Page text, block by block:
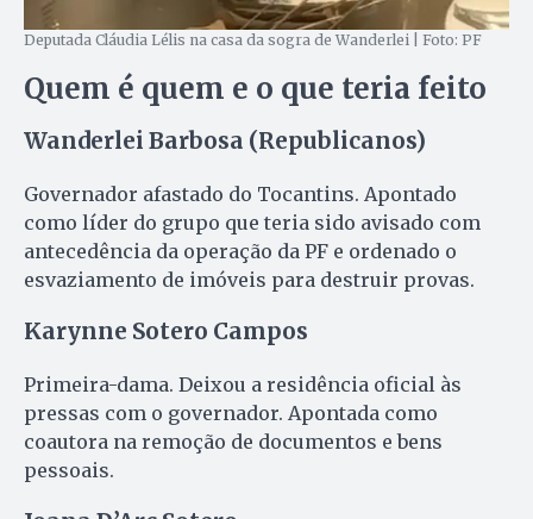
Deputada Cláudia Lélis na casa da sogra de Wanderlei | Foto: PF
Quem é quem e o que teria feito
Wanderlei Barbosa (Republicanos)
Governador afastado do Tocantins. Apontado
como líder do grupo que teria sido avisado com
antecedência da operação da PF e ordenado o
esvaziamento de imóveis para destruir provas.
Karynne Sotero Campos
Primeira-dama. Deixou a residência oficial às
pressas com o governador. Apontada como
coautora na remoção de documentos e bens
pessoais.